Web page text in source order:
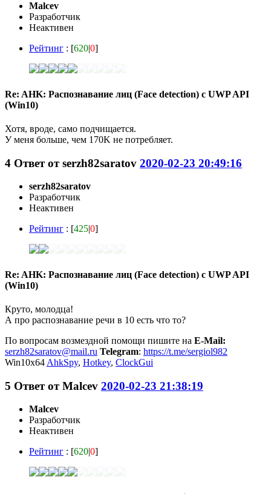
Malcev
Разработчик
Неактивен
Рейтинг : [620|0]
Re: AHK: Распознавание лиц (Face detection) с UWP API
(Win10)
Хотя, вроде, само подчищается.
У меня больше, чем 170K не потребляет.
4 Ответ отserzh82saratov 2020-02-23 20:49:16
serzh82saratov
Разработчик
Неактивен
Рейтинг : [425|0]
Re: AHK: Распознавание лиц (Face detection) с UWP API
(Win10)
Круто, молодца!
А про распознавание речи в 10 есть что то?
По вопросам возмездной помощи пишите на E-Mail:
serzh82saratov@mail.ru Telegram: https://t.me/sergiol982
Win10x64 AhkSpy, Hotkey, ClockGui
5 Ответ отMalcev 2020-02-23 21:38:19
Malcev
Разработчик
Неактивен
Рейтинг : [620|0]